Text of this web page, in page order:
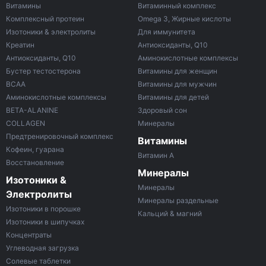
Витамины
Комплексный протеин
Изотоники & электролиты
Креатин
Антиоксиданты, Q10
Бустер тестостерона
ВСАА
Аминокислотные комплексы
BETA-ALANINE
COLLAGEN
Предтренировочный комплекс
Кофеин, гуарана
Восстановление
Изотоники &
Электролиты
Изотоники в порошке
Изотоники в шипучках
Концентраты
Углеводная загрузка
Солевые таблетки
Витаминный комплекс
Omega 3, Жирные кислоты
Для иммунитета
Антиоксиданты, Q10
Аминокислотные комплексы
Витамины для женщин
Витамины для мужчин
Витамины для детей
Здоровый сон
Минералы
Витамины
Витамин A
Минералы
Минералы
Минералы раздельные
Кальций & магний